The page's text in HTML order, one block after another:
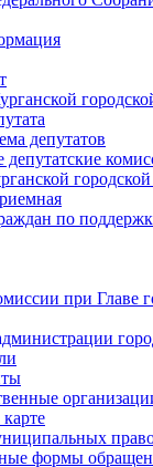
депутатов
по
при Главе
формы